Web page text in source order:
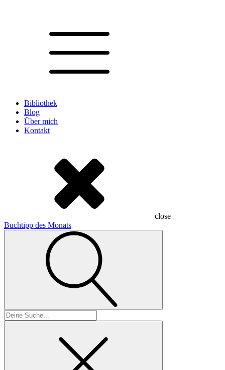
Bibliothek
Blog
Über mich
Kontakt
close
Buchtipp des Monats
Suchen
nach: